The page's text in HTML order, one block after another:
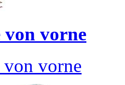
von vorne
vorne